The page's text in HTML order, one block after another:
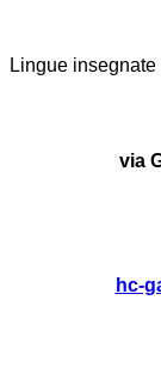
Lingue insegnate
via
hc-